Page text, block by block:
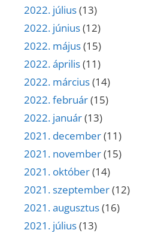
2022. július(13)
2022. június(12)
2022. május(15)
2022. április(11)
2022. március(14)
2022. február(15)
2022. január(13)
2021. december(11)
2021. november(15)
2021. október(14)
2021. szeptember(12)
2021. augusztus(16)
2021. július(13)